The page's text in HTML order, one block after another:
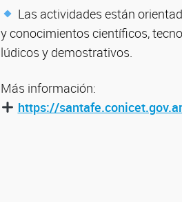
Las actividades están
y conocimientos científicos,
lúdicos y demostrativos.
Más información:
https://